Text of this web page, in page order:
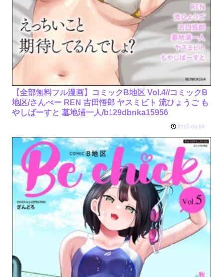
【全部無料フル漫画】コミックB地区 Vol.4//コミックB
地区/さんぺー REN 吉田悟郎 ヤスミビト 流ひょうご も
やしばーすと 墓地浦一人/b129dbnka15956
2025.08.09